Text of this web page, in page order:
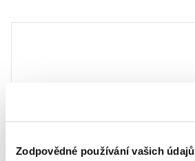
Zodpovědné používání vašich údajů